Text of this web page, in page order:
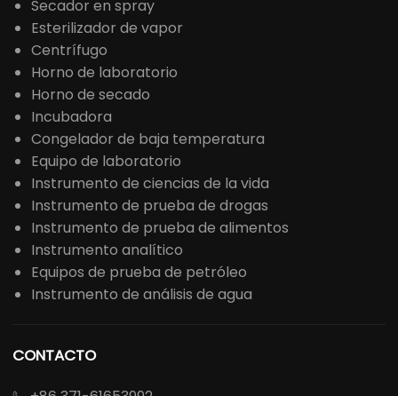
Secador en spray
Esterilizador de vapor
Centrífugo
Horno de laboratorio
Horno de secado
Incubadora
Congelador de baja temperatura
Equipo de laboratorio
Instrumento de ciencias de la vida
Instrumento de prueba de drogas
Instrumento de prueba de alimentos
Instrumento analítico
Equipos de prueba de petróleo
Instrumento de análisis de agua
CONTACTO